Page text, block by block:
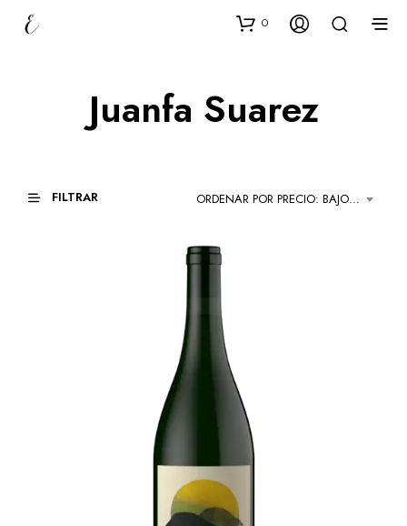
0
Juanfa Suarez
FILTRAR ORDENAR POR PRECIO: BAJO A ALTO